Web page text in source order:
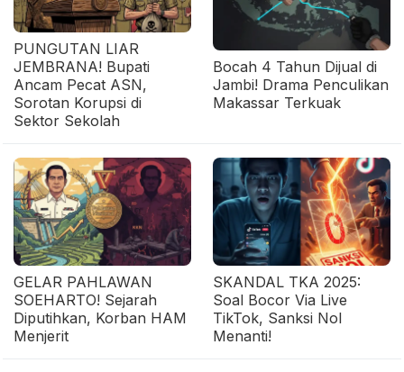
PUNGUTAN LIAR
JEMBRANA! Bupati
Ancam Pecat ASN,
Sorotan Korupsi di
Sektor Sekolah
Bocah 4 Tahun Dijual di
Jambi! Drama Penculikan
Makassar Terkuak
GELAR PAHLAWAN
SOEHARTO! Sejarah
Diputihkan, Korban HAM
Menjerit
SKANDAL TKA 2025:
Soal Bocor Via Live
TikTok, Sanksi Nol
Menanti!